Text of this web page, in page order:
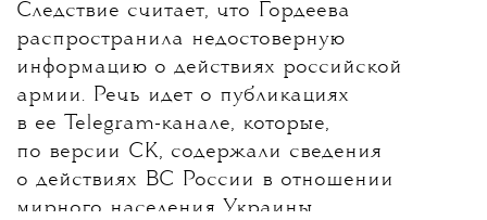
Следствие считает, что Гордеева
распространила недостоверную
информацию о действиях российской
армии. Речь идет о публикациях
в ее Telegram-канале, которые,
по версии СК, содержали сведения
о действиях ВС России в отношении
мирного населения Украины.